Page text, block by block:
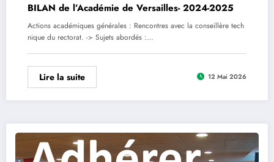
BILAN de l’Académie de Versailles- 2024-2025
Actions académiques générales : Rencontres avec la conseillère tech
nique du rectorat. -> Sujets abordés :…
Lire la suite 12 Mai 2026